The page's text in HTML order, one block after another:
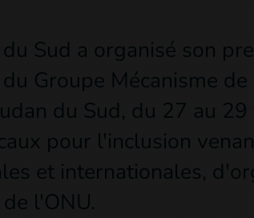
Sud a organisé son
Groupe Mécanisme de
du Sud, du 27 au
pour l'inclusion
et internationales,
l'ONU.